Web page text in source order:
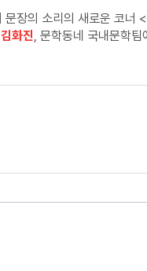
김화진